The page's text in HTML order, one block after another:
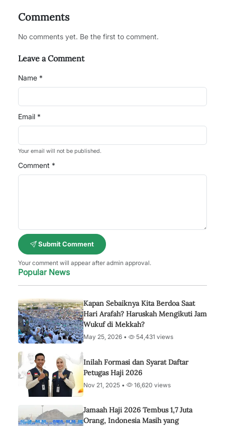
Comments
No comments yet. Be the first to comment.
Leave a Comment
Name *
Email *
Your email will not be published.
Comment *
Submit Comment
Your comment will appear after admin approval.
Popular News
Kapan Sebaiknya Kita Berdoa Saat
Hari Arafah? Haruskah Mengikuti Jam
Wukuf di Mekkah?
May 25, 2026 • 54,431 views
Inilah Formasi dan Syarat Daftar
Petugas Haji 2026
Nov 21, 2025 • 16,620 views
Jamaah Haji 2026 Tembus 1,7 Juta
Orang, Indonesia Masih yang